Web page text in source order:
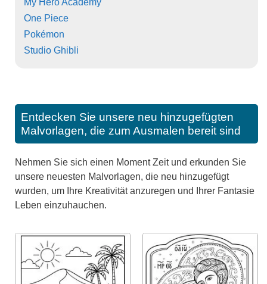
My Hero Academy
One Piece
Pokémon
Studio Ghibli
Entdecken Sie unsere neu hinzugefügten
Malvorlagen, die zum Ausmalen bereit sind
Nehmen Sie sich einen Moment Zeit und erkunden Sie
unsere neuesten Malvorlagen, die neu hinzugefügt
wurden, um Ihre Kreativität anzuregen und Ihrer Fantasie
Leben einzuhauchen.